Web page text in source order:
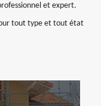
et expert.
tout type et tout état